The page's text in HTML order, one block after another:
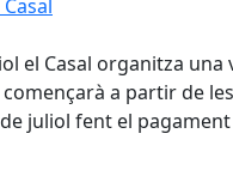
el Casal organitza una
a partir de
juliol fent el